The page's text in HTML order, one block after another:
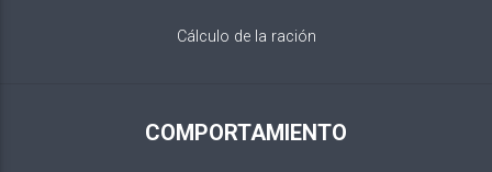
Cálculo de la ración
COMPORTAMIENTO